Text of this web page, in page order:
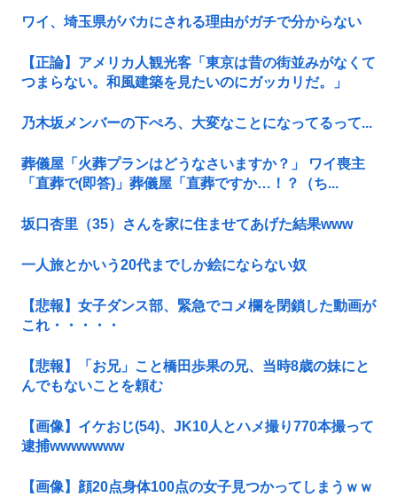
ワイ、埼玉県がバカにされる理由がガチで分からない
【正論】アメリカ人観光客「東京は昔の街並みがなくて
つまらない。和風建築を見たいのにガッカリだ。」
乃木坂メンバーの下ぺろ、大変なことになってるって...
葬儀屋「火葬プランはどうなさいますか？」 ワイ喪主
「直葬で(即答)」葬儀屋「直葬ですか…！？（ち...
坂口杏里（35）さんを家に住ませてあげた結果www
一人旅とかいう20代までしか絵にならない奴
【悲報】女子ダンス部、緊急でコメ欄を閉鎖した動画が
これ・・・・・
【悲報】「お兄」こと橋田歩果の兄、当時8歳の妹にと
んでもないことを頼む
【画像】イケおじ(54)、JK10人とハメ撮り770本撮って
逮捕wwwwwww
【画像】顔20点身体100点の女子見つかってしまうｗｗ